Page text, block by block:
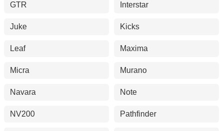
GTR Interstar
Juke Kicks
Leaf Maxima
Micra Murano
Navara Note
NV200 Pathfinder